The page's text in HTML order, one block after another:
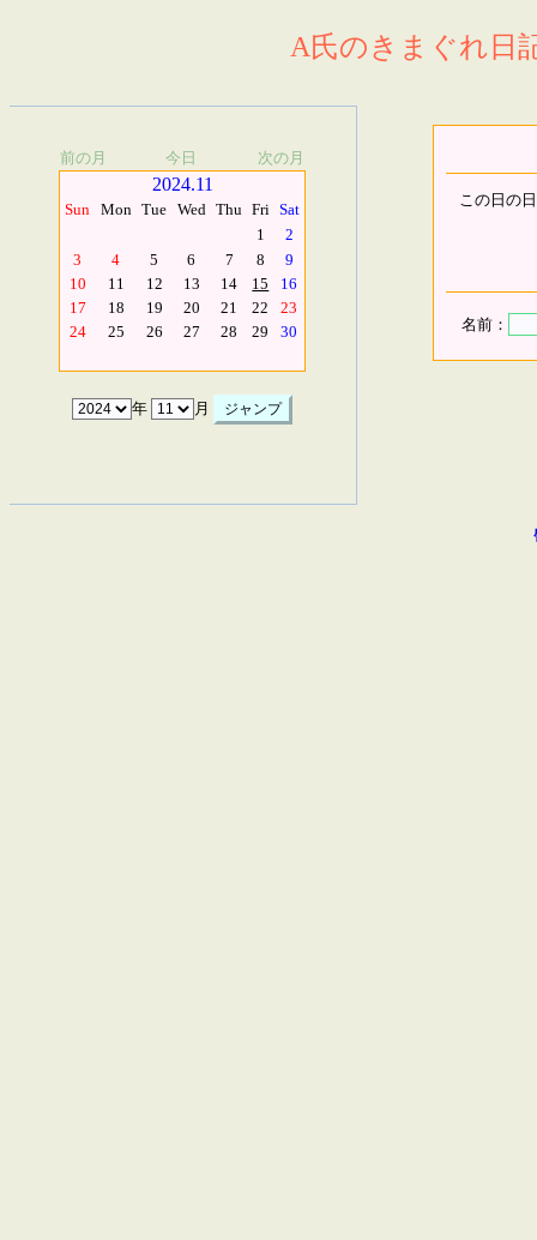
A氏のきまぐれ日
前の月 今日 次の月
2024.11
Sun Mon Tue Wed Thu Fri Sat
1
2
3
4 5 6 7 8
9
10
11 12 13 14 15
16
17
18 19 20 21 22
23
24
25 26 27 28 29 30
年 月
この日の
名前：